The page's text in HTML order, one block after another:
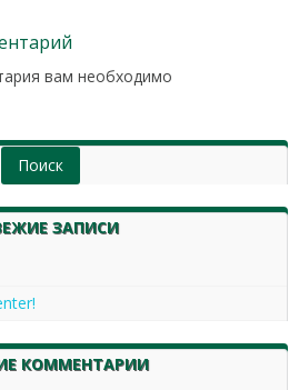
вам необходимо
ЗАПИСИ
КОММЕНТАРИИ